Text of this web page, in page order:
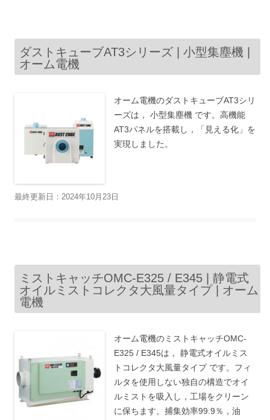
ダストキューブAT3シリーズ | 小型集塵機 |
オーム電機
オーム電機のダストキューブAT3シリ
ーズは， 小型集塵機 です。高機能
AT3パネルを搭載し，「見える化」を
実現しました。
最終更新日：2024年10月23日
ミストキャッチOMC-E325 / E345 | 静電式
オイルミストコレクタ大風量タイプ | オーム
電機
オーム電機のミストキャッチOMC-
E325 / E345は， 静電式オイルミス
トコレクタ大風量タイプ です。フィ
ルタを使用しない独自の構造でオイ
ルミストを吸入し，工場をクリーン
に保ちます。捕集効率99.9％，油